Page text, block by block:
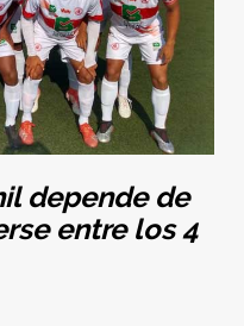
depende de
entre los 4